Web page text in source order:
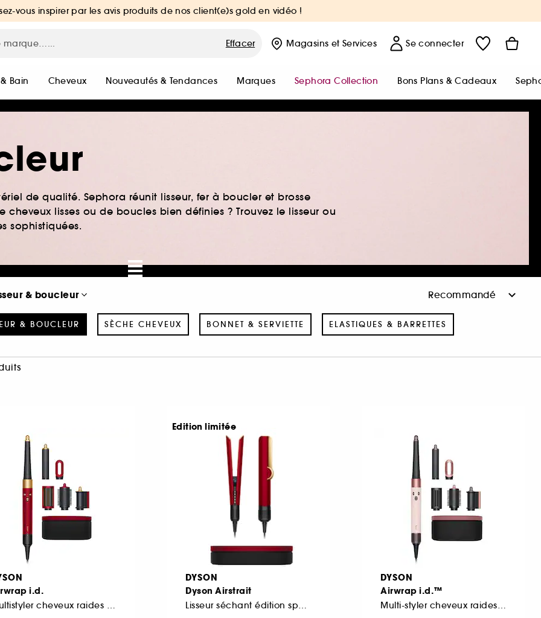
vous inspirer par les avis produits de nos client(e)s gold en vidéo !
Effacer Magasins et Services Se connecter
Bain Cheveux Nouveautés & Tendances Marques Sephora Collection Bons Plans & Cadeaux
de qualité. Sephora réunit lisseur, fer à boucler et brosse
cheveux lisses ou de boucles bien définies ? Trouvez le lisseur ou
sophistiquées.
& boucleur
& BOUCLEUR SÈCHE CHEVEUX BONNET & SERVIETTE ELASTIQUES & BARRETTES
i.d.
DYSON
Dyson Airstrait
Edition limitée
DYSON
Airwrap i.d.™